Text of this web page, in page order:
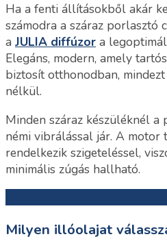
Ha a fenti állításokből akár
számodra a száraz porlasztó
a JULIA diffúzor a
Elegáns, modern, amely
biztosít otthonodban,
nélkül.
Minden száraz készüléknél a
némi vibrálással jár. A motor
rendelkezik szigeteléssel,
minimális zúgás hallható.
Milyen illóolajat